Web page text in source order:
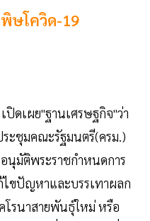
ษโควิด-19
ปิดเผย"ฐานเศรษฐกิจ"ว่า
ระชุมคณะรัฐมนตรี(ครม.)
นุมัติพระราชกำหนดการ
ไขปัญหาและบรรเทาผลก
โรนาสายพันธุ์ใหม่ หรือ